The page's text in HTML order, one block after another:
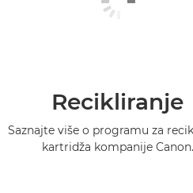
Recikliranje
Saznajte više o programu za
kartridža kompanije Canon.